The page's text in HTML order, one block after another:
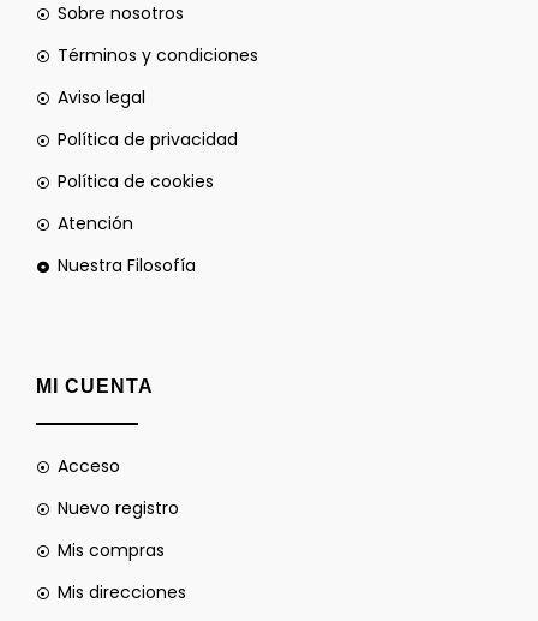
Sobre nosotros
Términos y condiciones
Aviso legal
Política de privacidad
Política de cookies
Atención
Nuestra Filosofía
MI CUENTA
Acceso
Nuevo registro
Mis compras
Mis direcciones